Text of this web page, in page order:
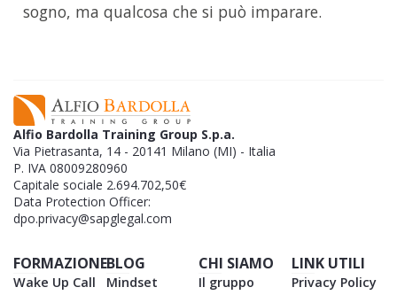
sogno, ma qualcosa che si può imparare.
Alfio Bardolla Training Group S.p.a.
Via Pietrasanta, 14 - 20141 Milano (MI) - Italia
P. IVA 08009280960
Capitale sociale 2.694.702,50€
Data Protection Officer:
dpo.privacy@sapglegal.com
FORMAZIONE
Wake Up Call
BLOG
Mindset
CHI SIAMO
Il gruppo
LINK UTILI
Privacy Policy